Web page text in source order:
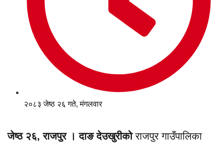
२०८३ जेष्ठ २६ गते, मंगलवार
जेष्ठ २६, राजपुर । दाङ देउखुरीकोराजपुर गाउँपालिका